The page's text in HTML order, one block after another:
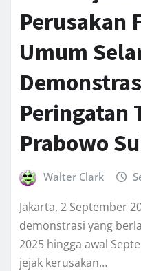
Perusakan
Umum
Peringatan
Prabowo
Walter Clark
Jakarta, 2 September
demonstrasi yang
2025 hingga awal
jejak kerusakan…